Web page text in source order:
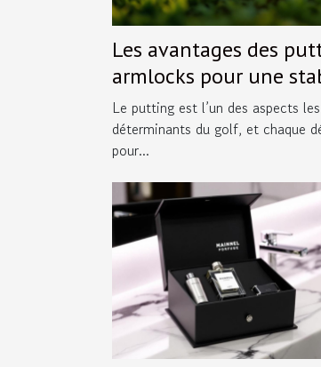
Les avantages des
armlocks pour une
accrue
Le putting est l’un des aspects
déterminants du golf, et chaque
pour...